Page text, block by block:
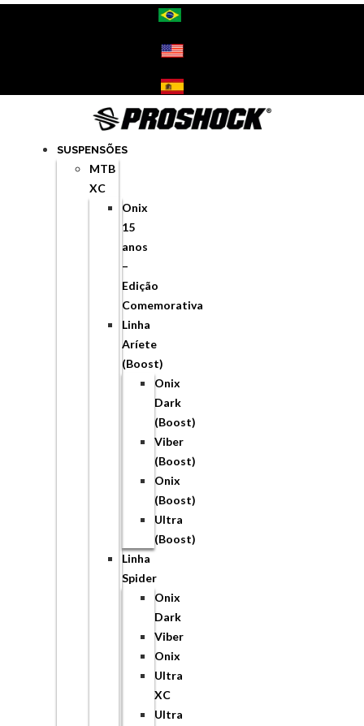
SUSPENSÕES
MTB
XC
Onix
15
anos
–
Edição
Comemorativa
Linha
Aríete
(Boost)
Onix
Dark
(Boost)
Viber
(Boost)
Onix
(Boost)
Ultra
(Boost)
Linha
Spider
Onix
Dark
Viber
Onix
Ultra
XC
Ultra